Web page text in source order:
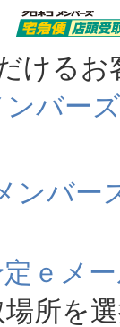
けるお
バーズ
ンバー
定ｅメ
所を